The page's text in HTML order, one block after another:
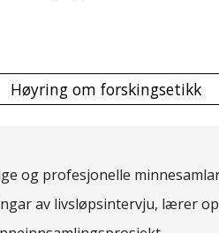
Høyring om forskingsetikk
og profesjonelle
av livsløpsintervju, lærer